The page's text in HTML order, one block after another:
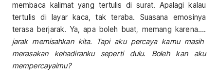
membaca kalimat yang tertulis di surat. Apalagi kalau
tertulis di layar kaca, tak teraba. Suasana emosinya
terasa berjarak. Ya, apa boleh buat, memang karena….
jarak memisahkan kita. Tapi aku percaya kamu masih
merasakan kehadiranku seperti dulu. Boleh kan aku
mempercayaimu?